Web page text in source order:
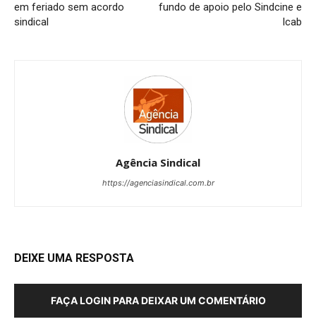
em feriado sem acordo
sindical
fundo de apoio pelo Sindcine e
Icab
Agência Sindical
https://agenciasindical.com.br
DEIXE UMA RESPOSTA
FAÇA LOGIN PARA DEIXAR UM COMENTÁRIO